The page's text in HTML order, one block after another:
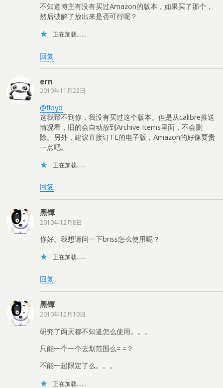
不知道博主有没有买过Amazon的版本，如果买了那个，
然后破解了放出来是否可行呢？
正在加载……
回复
ern
2010年11月22日
@floyd
这我帮不到你，我没有买过这个版本。但是从calibre推送
情况看，旧的会自动放到Archive Items里面，不会删
除。另外，建议直接订TE的电子版，Amazon的好像要贵
一点吧。
正在加载……
回复
黑镡
2010年12月8日
你好。我想请问一下briss怎么使用呢？
正在加载……
回复
黑镡
2010年12月10日
研究了两天都不知道怎么使用。。。
只能一个一个去划范围么= =？
不能一起限定了么。。。
正在加载……